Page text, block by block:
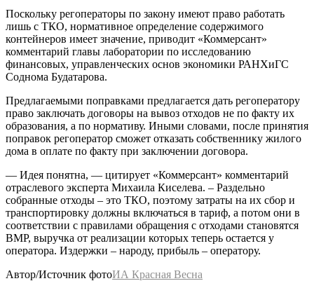
Поскольку регоператоры по закону имеют право работать
лишь с ТКО, нормативное определение содержимого
контейнеров имеет значение, приводит «Коммерсант»
комментарий главы лаборатории по исследованию
финансовых, управленческих основ экономики РАНХиГС
Соднома Будатарова.
Предлагаемыми поправками предлагается дать регоператору
право заключать договоры на вывоз отходов не по факту их
образования, а по нормативу. Иными словами, после принятия
поправок регоператор сможет отказать собственнику жилого
дома в оплате по факту при заключении договора.
— Идея понятна, — цитирует «Коммерсант» комментарий
отраслевого эксперта Михаила Киселева. – Раздельно
собранные отходы – это ТКО, поэтому затраты на их сбор и
транспортировку должны включаться в тариф, а потом они в
соответствии с правилами обращения с отходами становятся
ВМР, выручка от реализации которых теперь остается у
оператора. Издержки – народу, прибыль – оператору.
Автор/Источник фотоИА Красная Весна